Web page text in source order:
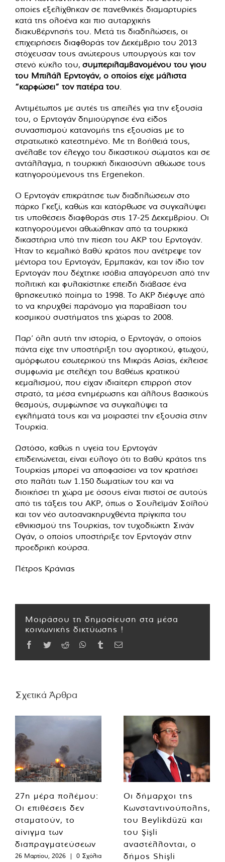
οποίες εξελίχθηκαν σε πανεθνικές διαμαρτυρίες
κατά της ολοένα και πιο αυταρχικής
διακυβέρνησής του. Μετά τις διαδηλώσεις, οι
επιχειρήσεις διαφθοράς τον Δεκέμβριο του 2013
στόχευσαν τους ανώτερους υπουργούς και τον
στενό κύκλο του, συμπεριλαμβανομένου του γιου
του Μπιλάλ Ερντογάν, ο οποίος είχε μάλιστα
“καρφώσει” τον πατέρα του.
Αντιμέτωπος με αυτές τις απειλές για την εξουσία
του, ο Ερντογάν δημιούργησε ένα είδος
συνασπισμού κατανομής της εξουσίας με το
στρατιωτικό κατεστημένο. Με τη βοήθειά τους,
ανέλαβε τον έλεγχο του δικαστικού σώματος και σε
αντάλλαγμα, η τουρκική δικαιοσύνη αθώωσε τους
κατηγορούμενους της Ergenekon.
Ο Ερντογάν επικράτησε των διαδηλώσεων στο
πάρκο Γκεζί, καθώς και κατόρθωσε να συγκαλύψει
τις υποθέσεις διαφθοράς στις 17-25 Δεκεμβρίου. Οι
κατηγορούμενοι αθωώθηκαν από τα τουρκικά
δικαστήρια υπό την πίεση του AKP του Ερντογάν.
Ήταν το κεμαλικό βαθύ κράτος που ανέτρεψε τον
μέντορα του Ερντογάν, Ερμπακάν, και τον ίδιο τον
Ερντογάν που δέχτηκε ισόβια απαγόρευση από την
πολιτική και φυλακίστηκε επειδή διάβασε ένα
θρησκευτικό ποίημα το 1998. Το AKP διέφυγε από
το να κηρυχθεί παράνομο για παραβίαση του
κοσμικού συστήματος της χώρας το 2008.
Παρ’ όλη αυτή την ιστορία, ο Ερντογάν, ο οποίος
πάντα είχε την υποστήριξη του αγορτικού, φτωχού,
αμόρφωτου εσωτερικού της Μικράς Ασίας, έκλεισε
συμφωνία με στελέχη του βαθέως κρατικού
κεμαλισμού, που είχαν ιδιαίτερη επιρροή στον
στρατό, τα μέσα ενημέρωσης και άλλους βασικούς
θεσμούς, συμφώνησε να συγκαλύψει τα
εγκλήματά τους και να μοιραστεί την εξουσία στην
Τουρκία.
Ωστόσο, καθώς η υγεία του Ερντογάν
επιδεινώνεται, είναι εύλογο ότι το βαθύ κράτος της
Τουρκίας μπορεί να αποφασίσει να τον κρατήσει
στο παλάτι των 1.150 δωματίων του και να
διοικήσει τη χώρα με όσους είναι πιστοί σε αυτούς
από τις τάξεις του AKP, όπως ο Σουλεϊμάν Σοϊλού
και τον νέο αυτοανακηρυχθέντα πρίγκιπα του
εθνικισμού της Τουρκίας, τον τυχοδιώκτη Σινάν
Ογάν, ο οποίος υποστήριξε τον Ερντογάν στην
προεδρική κούρσα.
Πέτρος Κράνιας
Μοιράσου τη δημοσίευση στα μέσα
κοινωνικής δικτύωσης !
Facebook
TwitterReddit WhatsApp
TumblrEmail
Σχετικά Άρθρα
27η μέρα πολέμου:
Οι επιθέσεις δεν
σταματούν, το
αίνιγμα των
διαπραγματεύσεων
26 Μαρτίου, 2026 | 0 Σχόλια
Οι δήμαρχοι της
Κωνσταντινούπολης,
του Beylikdüzü και
του Şişli
αναστέλλονται, ο
δήμος Shişli